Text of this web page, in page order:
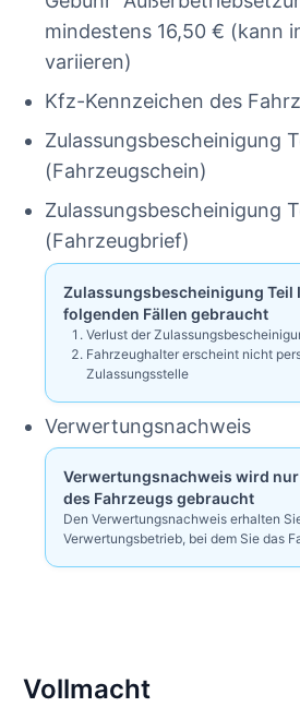
mindestens 16,50 € (kann
variieren)
Kfz-Kennzeichen des
Zulassungsbescheinigung
(Fahrzeugschein)
Zulassungsbescheinigung
(Fahrzeugbrief)
Zulassungsbescheinigung Teil
folgenden Fällen gebraucht
Verlust der
Fahrzeughalter erscheint nicht
Zulassungsstelle
Verwertungsnachweis
Verwertungsnachweis wird
des Fahrzeugs gebraucht
Den Verwertungsnachweis erhalten
Verwertungsbetrieb, bei dem Sie das
Vollmacht